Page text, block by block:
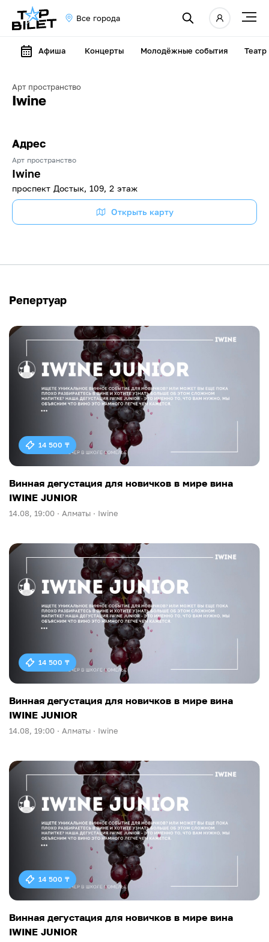
Все города
Афиша Концерты Молодёжные события Театр
Арт пространство
Iwine
Адрес
Арт пространство
Iwine
проспект Достык, 109, 2 этаж
Открыть карту
Репертуар
14 500 ₸
Винная дегустация для новичков в мире вина
IWINE JUNIOR
14.08, 19:00 · Алматы · Iwine
14 500 ₸
Винная дегустация для новичков в мире вина
IWINE JUNIOR
14.08, 19:00 · Алматы · Iwine
14 500 ₸
Винная дегустация для новичков в мире вина
IWINE JUNIOR